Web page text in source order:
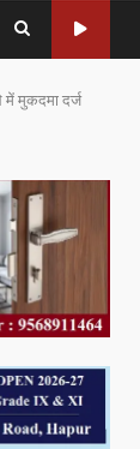
मुकदमा दर्ज